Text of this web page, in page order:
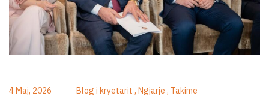
4 Maj, 2026 Blog i kryetarit Ngjarje Takime